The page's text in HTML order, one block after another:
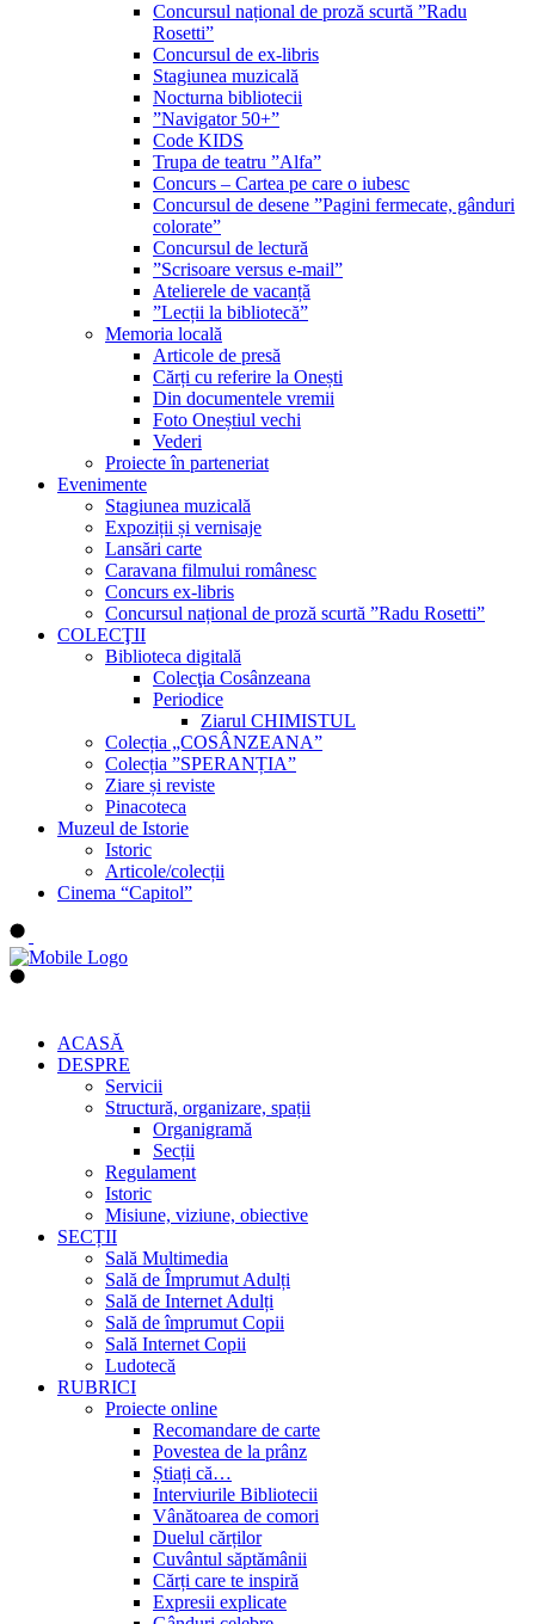
Concursul național de proză scurtă ”Radu
Rosetti”
Concursul de ex-libris
Stagiunea muzicală
Nocturna bibliotecii
”Navigator 50+”
Code KIDS
Trupa de teatru ”Alfa”
Concurs – Cartea pe care o iubesc
Concursul de desene ”Pagini fermecate, gânduri
colorate”
Concursul de lectură
”Scrisoare versus e-mail”
Atelierele de vacanță
”Lecții la bibliotecă”
Memoria locală
Articole de presă
Cărți cu referire la Onești
Din documentele vremii
Foto Oneștiul vechi
Vederi
Proiecte în parteneriat
Evenimente
Stagiunea muzicală
Expoziții și vernisaje
Lansări carte
Caravana filmului românesc
Concurs ex-libris
Concursul național de proză scurtă ”Radu Rosetti”
COLECŢII
Biblioteca digitală
Colecţia Cosânzeana
Periodice
Ziarul CHIMISTUL
Colecția „COSÂNZEANA”
Colecția ”SPERANȚIA”
Ziare și reviste
Pinacoteca
Muzeul de Istorie
Istoric
Articole/colecții
Cinema “Capitol”
ACASĂ
DESPRE
Servicii
Structură, organizare, spații
Organigramă
Secții
Regulament
Istoric
Misiune, viziune, obiective
SECȚII
Sală Multimedia
Sală de Împrumut Adulți
Sală de Internet Adulți
Sală de împrumut Copii
Sală Internet Copii
Ludotecă
RUBRICI
Proiecte online
Recomandare de carte
Povestea de la prânz
Știați că…
Interviurile Bibliotecii
Vânătoarea de comori
Duelul cărților
Cuvântul săptămânii
Cărți care te inspiră
Expresii explicate